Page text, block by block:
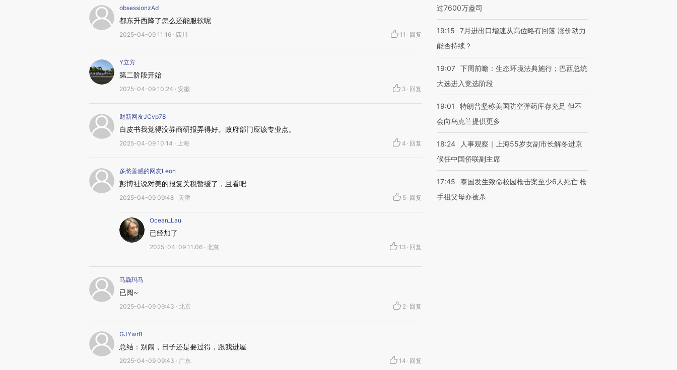
obsessionzAd
都东升西降了怎么还能服软呢
2025-04-09 11:16 · 四川 11 · 回复
Y立方
第二阶段开始
2025-04-09 10:24 · 安徽 3 · 回复
财新网友JCvp78
白皮书我觉得没券商研报弄得好。政府部门应该专业点。
2025-04-09 10:14 · 上海 4 · 回复
多愁善感的网友Leon
彭博社说对美的报复关税暂缓了，且看吧
2025-04-09 09:48 · 天津 5 · 回复
Ocean_Lau
已经加了
2025-04-09 11:06 · 北京 13 · 回复
马驫玛马
已阅~
2025-04-09 09:43 · 北京 2 · 回复
GJYwrB
总结：别闹，日子还是要过得，跟我进屋
2025-04-09 09:43 · 广东 14 · 回复
过7600万盎司
19:15
7月进出口增速从高位略有回落 涨价动力
能否持续？
19:07 下周前瞻：生态环境法典施行；巴西总统
大选进入竞选阶段
19:01
特朗普坚称美国防空弹药库存充足 但不
会向乌克兰提供更多
18:24
人事观察｜上海55岁女副市长解冬进京
候任中国侨联副主席
17:45
泰国发生致命校园枪击案至少6人死亡 枪
手祖父母亦被杀